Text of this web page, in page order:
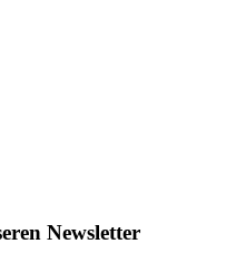
Newsletter